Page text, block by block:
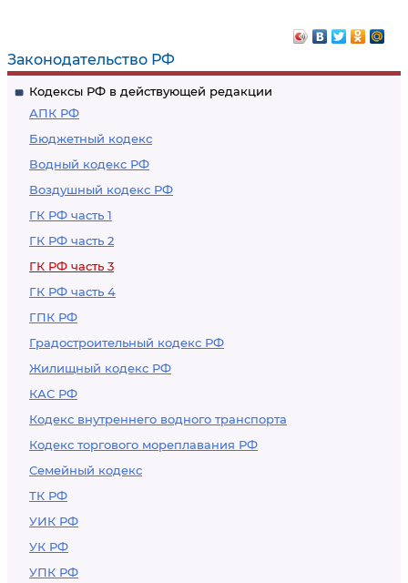
Законодательство РФ
Кодексы РФ в действующей редакции
АПК РФ
Бюджетный кодекс
Водный кодекс РФ
Воздушный кодекс РФ
ГК РФ часть 1
ГК РФ часть 2
ГК РФ часть 3
ГК РФ часть 4
ГПК РФ
Градостроительный кодекс РФ
Жилищный кодекс РФ
КАС РФ
Кодекс внутреннего водного транспорта
Кодекс торгового мореплавания РФ
Семейный кодекс
ТК РФ
УИК РФ
УК РФ
УПК РФ
наследодателя, и
расходов на охрану
наследства и
управление им
участием в
хозяйственных
товариществах и
обществах,